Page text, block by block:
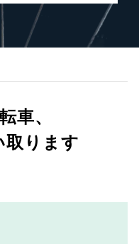
車、
取ります